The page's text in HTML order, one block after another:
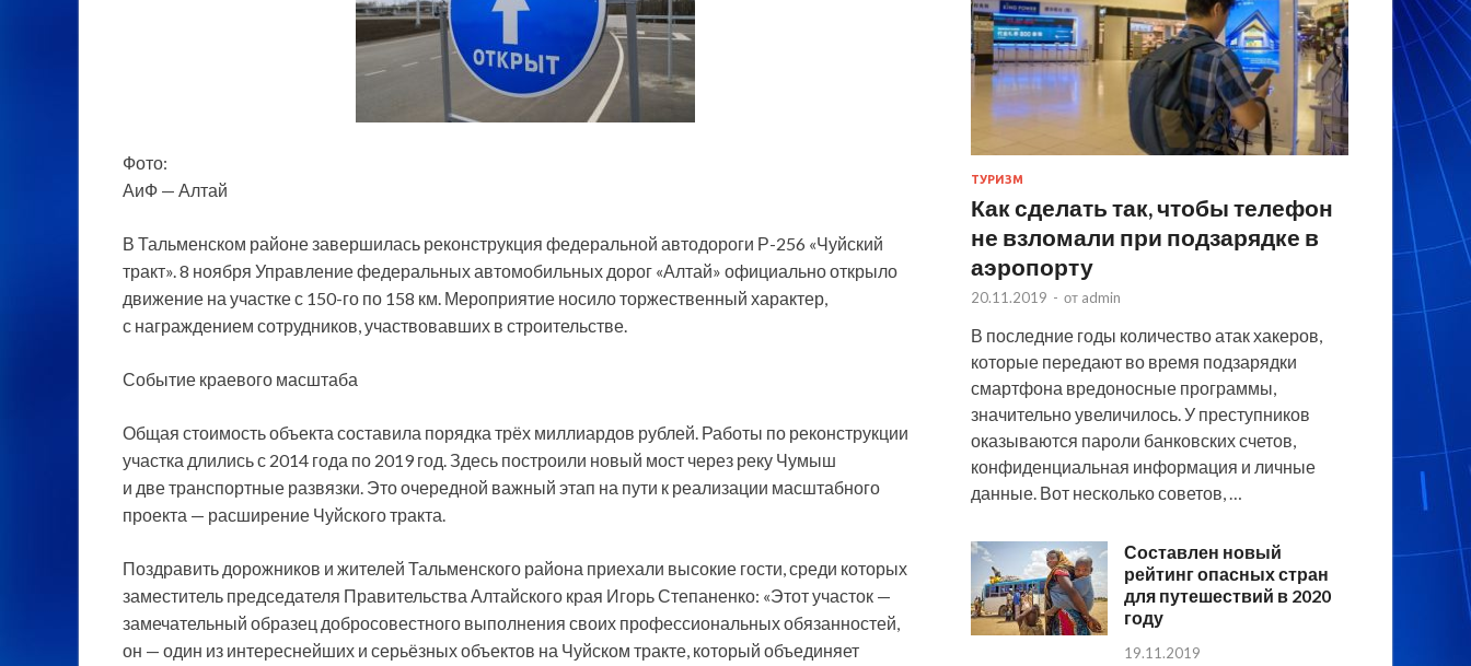
Фото:
АиФ — Алтай
В Тальменском районе завершилась реконструкция федеральной автодороги Р-256 «Чуйский
тракт». 8 ноября Управление федеральных автомобильных дорог «Алтай» официально открыло
движение на участке с 150-го по 158 км. Мероприятие носило торжественный характер,
с награждением сотрудников, участвовавших в строительстве.
Событие краевого масштаба
Общая стоимость объекта составила порядка трёх миллиардов рублей. Работы по реконструкции
участка длились с 2014 года по 2019 год. Здесь построили новый мост через реку Чумыш
и две транспортные развязки. Это очередной важный этап на пути к реализации масштабного
проекта — расширение Чуйского тракта.
Поздравить дорожников и жителей Тальменского района приехали высокие гости, среди которых
заместитель председателя Правительства Алтайского края Игорь Степаненко: «Этот участок —
замечательный образец добросовестного выполнения своих профессиональных обязанностей,
он — один из интереснейших и серьёзных объектов на Чуйском тракте, который объединяет
ТУРИЗМ
Как сделать так, чтобы телефон
не взломали при подзарядке в
аэропорту
20.11.2019 - от admin
В последние годы количество атак хакеров,
которые передают во время подзарядки
смартфона вредоносные программы,
значительно увеличилось. У преступников
оказываются пароли банковских счетов,
конфиденциальная информация и личные
данные. Вот несколько советов, …
Составлен новый
рейтинг опасных стран
для путешествий в 2020
году
19.11.2019